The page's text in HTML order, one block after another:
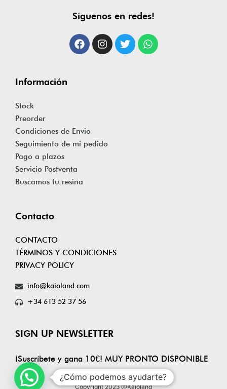
SIGN UP NEWSLETTER
¡Suscríbete y gana 10€! MUY PRONTO DISPONIBLE
Contacto
CONTACTO
TÉRMINOS Y CONDICIONES
PRIVACY POLICY
info@kaioland.com
+34 613 52 37 56
Información
Stock
Preorder
Condiciones de Envio
Seguimiento de mi pedido
Pago a plazos
Servicio Postventa
Buscamos tu resina
Síguenos en redes!
Copyright 2023 @Kaioland
¿Cómo podemos ayudarte?